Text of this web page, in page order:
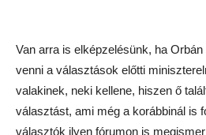
programja, amelyre a
résztvevők reagálnak.
Felvetésünkre, hogy a Fidesznek
nincs is választási programja,